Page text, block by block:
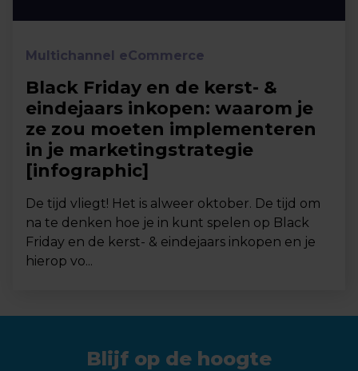
Multichannel eCommerce
Black Friday en de kerst- &
eindejaars inkopen: waarom je
ze zou moeten implementeren
in je marketingstrategie
[infographic]
De tijd vliegt! Het is alweer oktober. De tijd om
na te denken hoe je in kunt spelen op Black
Friday en de kerst- & eindejaars inkopen en je
hierop vo...
Blijf op de hoogte